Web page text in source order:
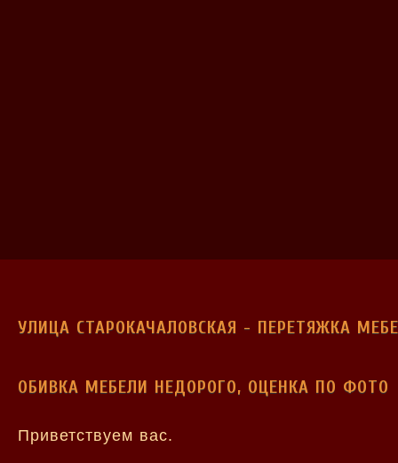
УЛИЦА СТАРОКАЧАЛОВСКАЯ - ПЕРЕТЯЖКА
ОБИВКА МЕБЕЛИ НЕДОРОГО, ОЦЕНКА ПО ФОТО
Приветствуем вас.